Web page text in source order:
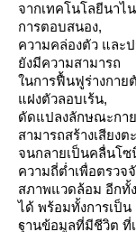
จากเทคโนโลยีนาไ
การตอบสนอง,
ความคล่องตัว และ
ังมีความสามารถ
นการฟื้นฟูร่างกายตั
ฝงตัวลอบเร้น,
ดัดแปลงลักษณะกาย
สามารถสร้างเสียงต
จนกลายเป็นคลื่นโ
ความถี่ต่ำเพื่อตรวจ
สภาพแวดล้อม อีกทั้
ได้ พร้อมทั้งการเป็น
ฐานข้อมูลที่มีชีวิต ที่